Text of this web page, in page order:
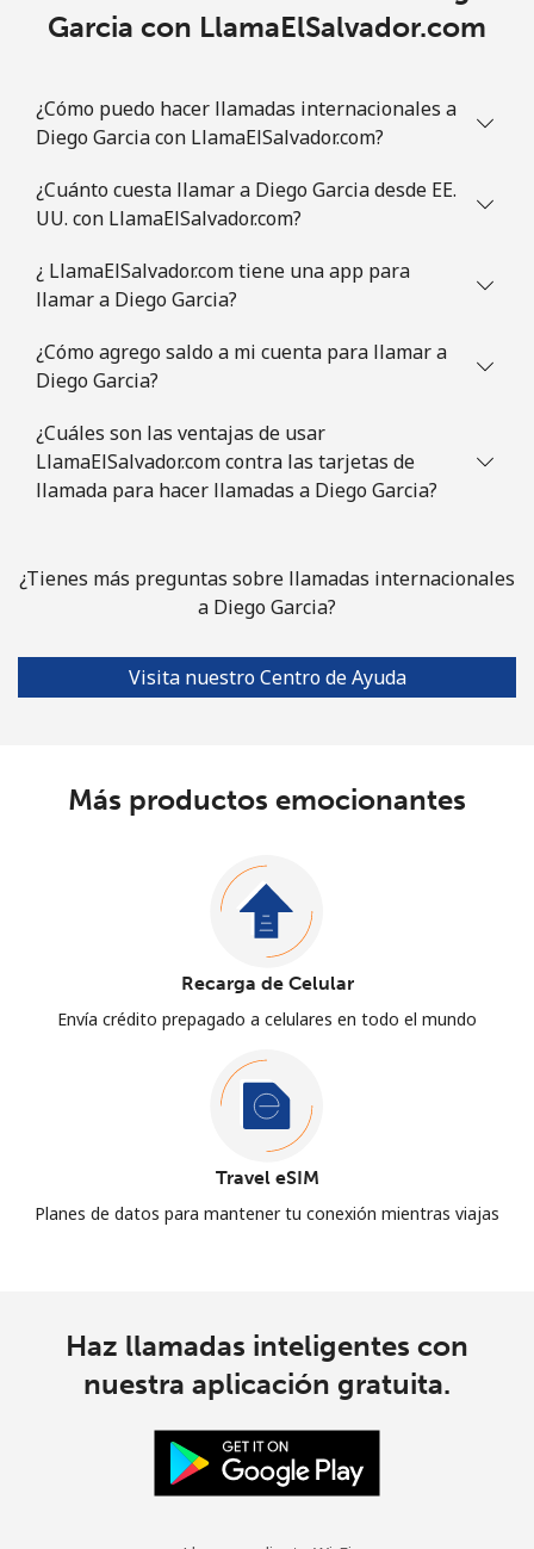
Garcia con LlamaElSalvador.com
¿Cómo puedo hacer llamadas internacionales a
Diego Garcia con LlamaElSalvador.com?
¿Cuánto cuesta llamar a Diego Garcia desde EE.
UU. con LlamaElSalvador.com?
¿ LlamaElSalvador.com tiene una app para
llamar a Diego Garcia?
¿Cómo agrego saldo a mi cuenta para llamar a
Diego Garcia?
¿Cuáles son las ventajas de usar
LlamaElSalvador.com contra las tarjetas de
llamada para hacer llamadas a Diego Garcia?
¿Tienes más preguntas sobre llamadas internacionales
a Diego Garcia?
Visita nuestro Centro de Ayuda
Más productos emocionantes
Recarga de Celular
Envía crédito prepagado a celulares en todo el mundo
Travel eSIM
Planes de datos para mantener tu conexión mientras viajas
Haz llamadas inteligentes con
nuestra aplicación gratuita.